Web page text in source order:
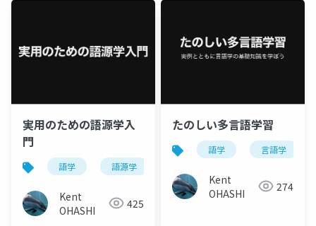
実用のための語源学入
門
語学 語源学
Kent
OHASHI
425
たのしい多言語学習
語学 言語学
Kent
OHASHI
274